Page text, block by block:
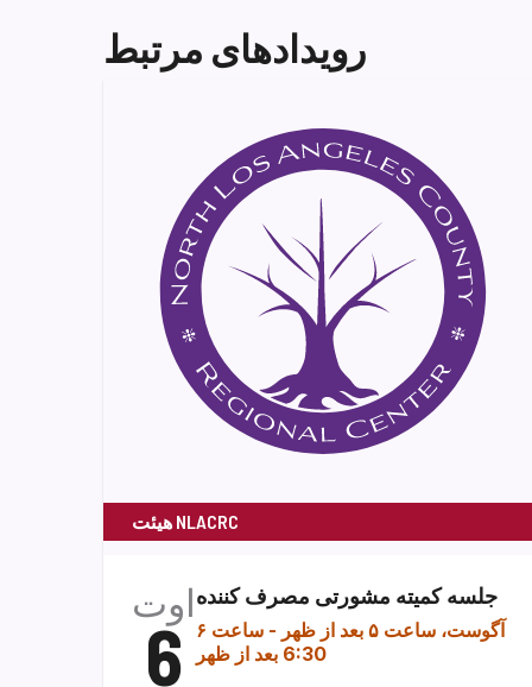
رویدادهای مرتبط
هیئت NLACRC
اوت
6
جلسه کمیته مشورتی مصرف کننده
۶ آگوست، ساعت ۵ بعد از ظهر - ساعت
6:30 بعد از ظهر